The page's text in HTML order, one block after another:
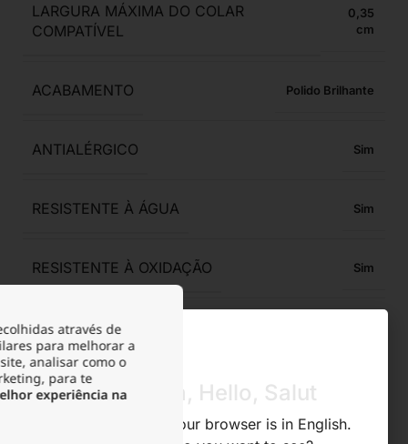
LARGURA MÁXIMA DO COLAR
COMPATÍVEL
0,35
ACABAMENTO Polido Brilhante
ANTIALÉRGICO Sim
RESISTENTE À ÁGUA Sim
RESISTENTE À OXIDAÇÃO Sim
RESISTENTE À TRANSPIRAÇÃO
ACONDICIONAMENTO Bolsa de veludo
através de
para melhorar a
analisar como o
para te
experiência naOlá, Hola, Hello, Salut
We noticed that your browser is in English.